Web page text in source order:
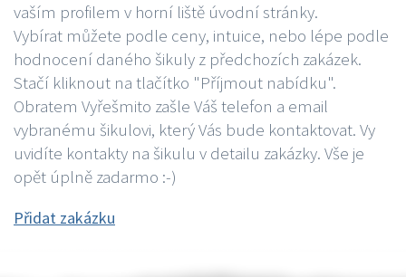
vaším profilem v horní liště úvodní stránky.
Vybírat můžete podle ceny, intuice, nebo lépe podle
hodnocení daného šikuly z předchozích zakázek.
Stačí kliknout na tlačítko "Příjmout nabídku".
Obratem Vyřešmito zašle Váš telefon a email
vybranému šikulovi, který Vás bude kontaktovat. Vy
uvidíte kontakty na šikulu v detailu zakázky. Vše je
opět úplně zadarmo :-)
Přidat zakázku